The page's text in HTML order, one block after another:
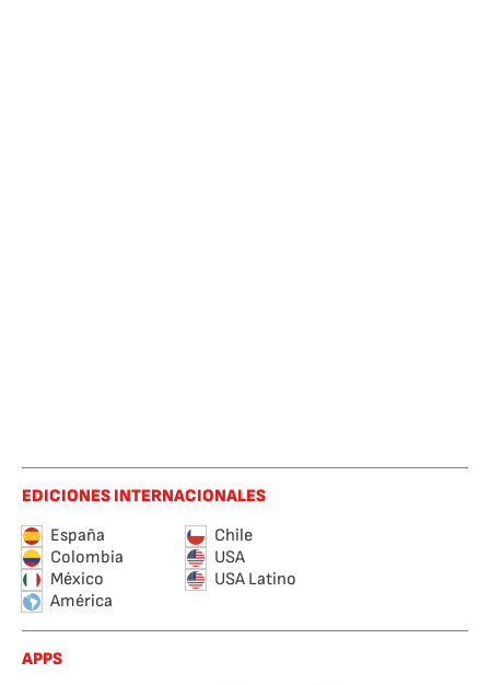
EDICIONES INTERNACIONALES
España
Chile
Colombia
USA
México
USA Latino
América
APPS